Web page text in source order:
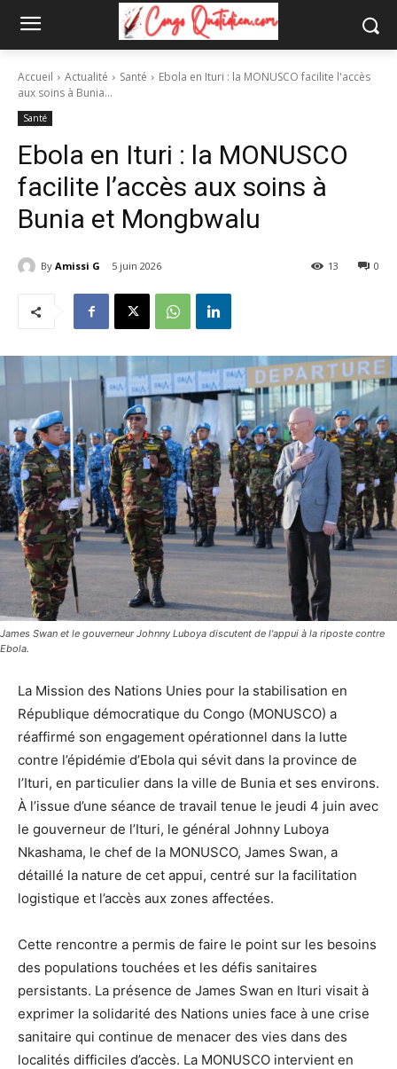
Accueil Actualité Santé
Ebola en Ituri : la MONUSCO facilite l'accès
aux soins à Bunia...
Santé
Ebola en Ituri : la MONUSCO
facilite l’accès aux soins à
Bunia et Mongbwalu
By Amissi G 5 juin 2026 0
13
James Swan et le gouverneur Johnny Luboya discutent de l'appui à la riposte contre
Ebola.
La Mission des Nations Unies pour la stabilisation en
République démocratique du Congo (MONUSCO) a
réaffirmé son engagement opérationnel dans la lutte
contre l’épidémie d’Ebola qui sévit dans la province de
l’Ituri, en particulier dans la ville de Bunia et ses environs.
À l’issue d’une séance de travail tenue le jeudi 4 juin avec
le gouverneur de l’Ituri, le général Johnny Luboya
Nkashama, le chef de la MONUSCO, James Swan, a
détaillé la nature de cet appui, centré sur la facilitation
logistique et l’accès aux zones affectées.
Cette rencontre a permis de faire le point sur les besoins
des populations touchées et les défis sanitaires
persistants. La présence de James Swan en Ituri visait à
exprimer la solidarité des Nations unies face à une crise
sanitaire qui continue de menacer des vies dans des
localités difficiles d’accès. La MONUSCO intervient en